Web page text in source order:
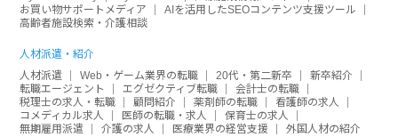
お買い物サポートメディア
AIを活用したSEOコンテンツ支援ツール
高齢者施設検索・介護相談
人材派遣・紹介
人材派遣
Web・ゲーム業界の転職 20代・第二新卒
新卒紹介
転職エージェント
エグゼクティブ転職
会計士の転職
税理士の求人・転職
顧問紹介 薬剤師の転職
看護師の求人
コメディカル求人
医師の転職・求人
保育士の求人
無期雇用派遣
介護の求人 医療業界の経営支援 外国人材の紹介